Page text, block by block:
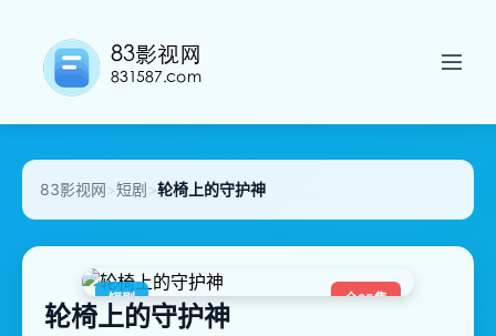
83影视网>短剧>轮椅上的守护神
短剧 全25集
轮椅上的守护神